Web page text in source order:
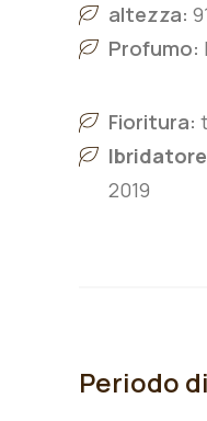
altezza:
Profumo:
Fioritura:
2019
Periodo